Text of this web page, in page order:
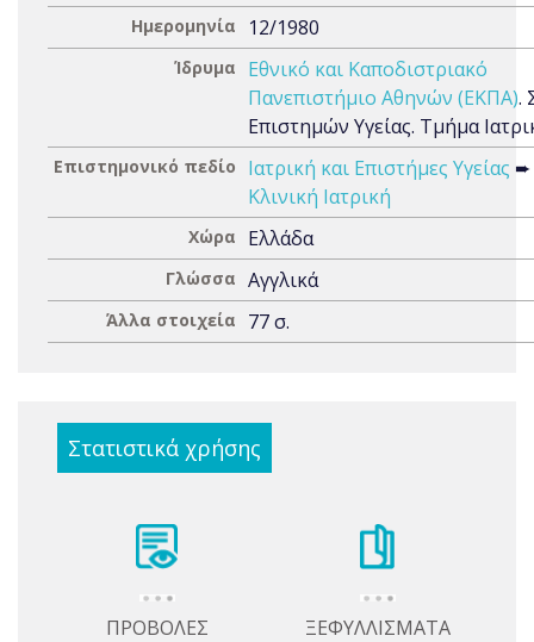
Ημερομηνία 12/1980
Ίδρυμα
Εθνικό και Καποδιστριακό
Πανεπιστήμιο Αθηνών (ΕΚΠΑ).
Επιστημών Υγείας. Τμήμα
Επιστημονικό πεδίο Ιατρική και Επιστήμες Υγείας ➨
Κλινική Ιατρική
Χώρα Ελλάδα
Γλώσσα Αγγλικά
Άλλα στοιχεία 77 σ.
Στατιστικά χρήσης
ΠΡΟΒΟΛΕΣ ΞΕΦΥΛΛΙΣΜΑΤΑ